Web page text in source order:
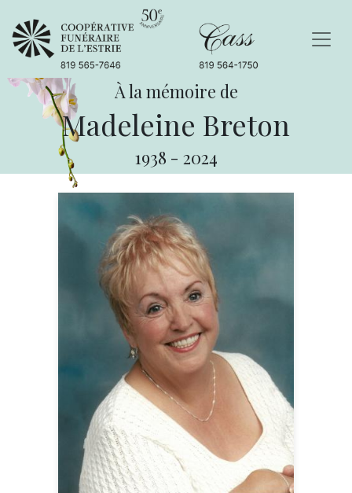
À la mémoire de
Madeleine Breton
1938 - 2024